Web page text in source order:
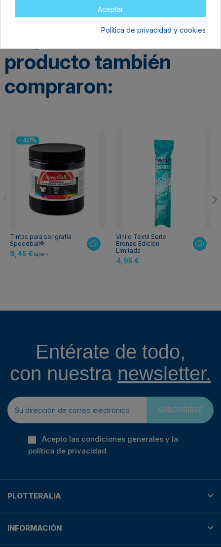
Los clientes que
adquirieron este
producto también
compraron:
-40%
Tintas para serigrafía
Speedball®
8,45 €14,08 €
Vinilo Textil Serie
Bronze Edición
Limitada
4,95 €
Entérate de todo,
con nuestra newsletter.
SUSCRIBIRSE
Acepto las condiciones generales y la
política de privacidad
PLOTTERALIA
INFORMACIÓN
Aceptar
Política de privacidad y cookies